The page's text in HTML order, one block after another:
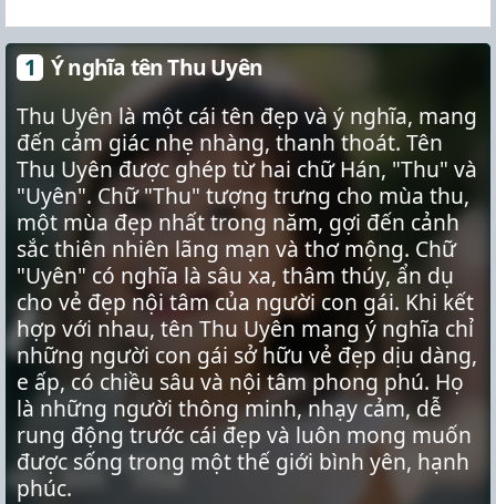
Ý nghĩa tên Thu Uyên
Thu Uyên là một cái tên đẹp và ý nghĩa, mang
đến cảm giác nhẹ nhàng, thanh thoát. Tên
Thu Uyên được ghép từ hai chữ Hán, "Thu" và
"Uyên". Chữ "Thu" tượng trưng cho mùa thu,
một mùa đẹp nhất trong năm, gợi đến cảnh
sắc thiên nhiên lãng mạn và thơ mộng. Chữ
"Uyên" có nghĩa là sâu xa, thâm thúy, ẩn dụ
cho vẻ đẹp nội tâm của người con gái. Khi kết
hợp với nhau, tên Thu Uyên mang ý nghĩa chỉ
những người con gái sở hữu vẻ đẹp dịu dàng,
e ấp, có chiều sâu và nội tâm phong phú. Họ
là những người thông minh, nhạy cảm, dễ
rung động trước cái đẹp và luôn mong muốn
được sống trong một thế giới bình yên, hạnh
phúc.